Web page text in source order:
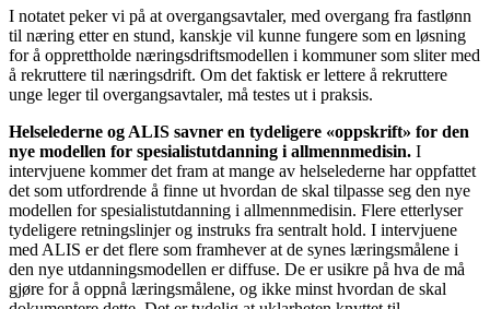
I notatet peker vi på at overgangsavtaler, med overgang fra fastlønn
til næring etter en stund, kanskje vil kunne fungere som en løsning
for å opprettholde næringsdriftsmodellen i kommuner som sliter med
å rekruttere til næringsdrift. Om det faktisk er lettere å rekruttere
unge leger til overgangsavtaler, må testes ut i praksis.
Helselederne og ALIS savner en tydeligere «oppskrift» for den
nye modellen for spesialistutdanning i allmennmedisin. I
intervjuene kommer det fram at mange av helselederne har oppfattet
det som utfordrende å finne ut hvordan de skal tilpasse seg den nye
modellen for spesialistutdanning i allmennmedisin. Flere etterlyser
tydeligere retningslinjer og instruks fra sentralt hold. I intervjuene
med ALIS er det flere som framhever at de synes læringsmålene i
den nye utdanningsmodellen er diffuse. De er usikre på hva de må
gjøre for å oppnå læringsmålene, og ikke minst hvordan de skal